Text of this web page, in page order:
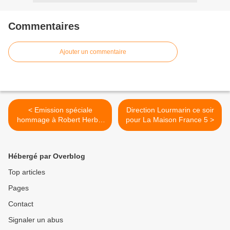
Commentaires
Ajouter un commentaire
< Emission spéciale
hommage à Robert Herbin
ce soir sur CANAL+SPORT
Direction Lourmarin ce soir
pour La Maison France 5 >
Hébergé par Overblog
Top articles
Pages
Contact
Signaler un abus